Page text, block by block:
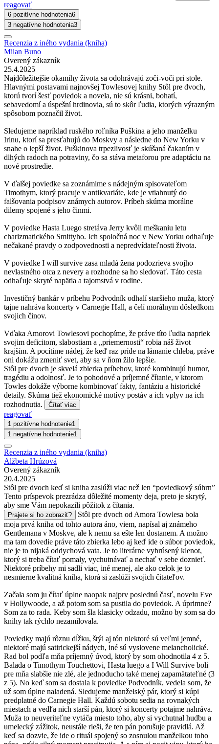
reagovať
6 pozitívne hodnotenia6
3 negatívne hodnotenia3
Recenzia z iného vydania (kniha)
Milan Buno
Overený zákazník
25.4.2025
Najdôležitejšie okamihy života sa odohrávajú zoči-voči pri stole.
Hlavnými postavami najnovšej Towlesovej knihy Stôl pre dvoch,
ktorú tvorí šesť poviedok a novela, nie sú krásni, bohatí,
sebavedomí a úspešní hrdinovia, sú to skôr ľudia, ktorých výrazným
spôsobom poznačil život.
Sledujeme napríklad ruského roľníka Puškina a jeho manželku
Irinu, ktorí sa presťahujú do Moskvy a následne do New Yorku v
snahe o lepší život. Puškinova trpezlivosť je skúšaná čakaním v
dlhých radoch na potraviny, čo sa stáva metaforou pre adaptáciu na
nové prostredie.
V ďalšej poviedke sa zoznámime s nádejným spisovateľom
Timothym, ktorý pracuje v antikvariáte, kde je vtiahnutý do
falšovania podpisov známych autorov. Príbeh skúma morálne
dilemy spojené s jeho činmi.
V poviedke Hasta Luego stretáva Jerry kvôli meškaniu letu
charizmatického Smittyho. Ich spoločná noc v New Yorku odhaľuje
nečakané pravdy o zodpovednosti a nepredvídateľnosti života.
V poviedke I will survive zasa mladá žena podozrieva svojho
nevlastného otca z nevery a rozhodne sa ho sledovať. Táto cesta
odhaľuje skryté napätia a tajomstvá v rodine.
Investičný bankár v príbehu Podvodník odhalí staršieho muža, ktorý
tajne nahráva koncerty v Carnegie Hall, a čelí morálnym dôsledkom
svojich činov.
Vďaka Amorovi Towlesovi pochopíme, že práve títo ľudia napriek
svojim deficitom, slabostiam a „priemernosti“ robia náš život
krajším. A pocítime nádej, že keď raz príde na lámanie chleba, práve
oni dokážu zmeniť svet, aby sa v ňom žilo lepšie.
Stôl pre dvoch je skvelá zbierka príbehov, ktoré kombinujú humor,
tragédiu a odolnosť. Je to pohodové a príjemné čítanie, v ktorom
Towles dokáže výborne kombinovať fakty, fantáziu a historické
detaily. Skúma tiež ekonomické motívy postáv a ich vplyv na ich
rozhodnutia.
Čítať viac
reagovať
1 pozitívne hodnotenie1
1 negatívne hodnotenie1
Recenzia z iného vydania (kniha)
Alžbeta Hrúzová
Overený zákazník
20.4.2025
Stôl pre dvoch keď si kniha zaslúži viac než len “poviedkový súhrn”
Tento príspevok prezrádza dôležité momenty deja, preto je skrytý,
aby sme Vám nepokazili pôžitok z čítania.
Prajete si ho zobraziť?
Stôl pre dvoch od Amora Towlesa bola
moja prvá kniha od tohto autora áno, viem, napísal aj známeho
Gentlemana v Moskve, ale k nemu sa ešte len dostanem. A možno
ma tam dovedie práve táto zbierka lebo aj keď ide o súbor poviedok,
nie je to nijaká oddychová vata. Je to literárne vybrúsený klenot,
ktorý si treba čítať pomaly, vychutnávať a nechať v sebe doznieť.
Niektoré príbehy mi sadli viac, iné menej, ale ako celok je to
nesmierne kvalitná kniha, ktorá si zaslúži svojich čitateľov.
Začala som ju čítať úplne naopak najprv poslednú časť, novelu Eve
v Hollywoode, a až potom som sa pustila do poviedok. A úprimne?
Som za to rada. Keby som šla klasicky odzadu, možno by som sa do
knihy tak rýchlo nezamilovala.
Poviedky majú rôznu dĺžku, štýl aj tón niektoré sú veľmi jemné,
niektoré majú satirickejší nádych, iné sú vyslovene melancholické.
Rad bol podľa mňa príjemný úvod, ktorý by som ohodnotila 4 z 5.
Balada o Timothym Touchettovi, Hasta luego a I Will Survive boli
pre mňa slabšie nie zlé, ale jednoducho také menej zapamätateľné (3
z 5). No keď som sa dostala k poviedke Podvodník, vedela som, že
už som úplne naladená. Sledujeme manželský pár, ktorý si kúpi
predplatné do Carnegie Hall. Každú sobotu sedia na rovnakých
miestach a vedľa nich starší pán, ktorý si koncerty potajme nahráva.
Muža to neuveriteľne vytáča miesto toho, aby si vychutnal hudbu a
umelecký zážitok, neustále rieši, že ten pán porušuje pravidlá. Až
keď sa dozvie, že ide o rituál spojený so zosnulou manželkou toho